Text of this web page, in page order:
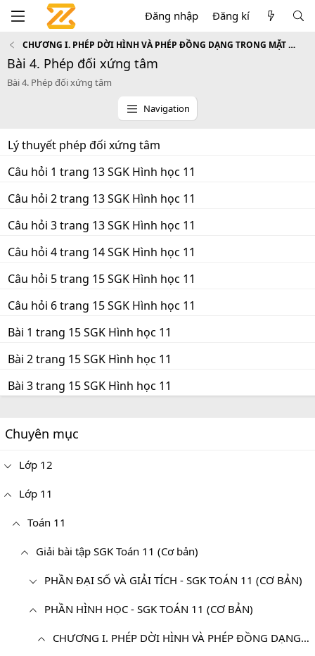
Đăng nhập Đăng kí
CHƯƠNG I. PHÉP DỜI HÌNH VÀ PHÉP ĐỒNG DẠNG TRONG MẶT PHẲNG
Bài 4. Phép đối xứng tâm
Bài 4. Phép đối xứng tâm
Navigation
Lý thuyết phép đối xứng tâm
Câu hỏi 1 trang 13 SGK Hình học 11
Câu hỏi 2 trang 13 SGK Hình học 11
Câu hỏi 3 trang 13 SGK Hình học 11
Câu hỏi 4 trang 14 SGK Hình học 11
Câu hỏi 5 trang 15 SGK Hình học 11
Câu hỏi 6 trang 15 SGK Hình học 11
Bài 1 trang 15 SGK Hình học 11
Bài 2 trang 15 SGK Hình học 11
Bài 3 trang 15 SGK Hình học 11
Chuyên mục
Lớp 12
Lớp 11
Toán 11
Giải bài tập SGK Toán 11 (Cơ bản)
PHẦN ĐẠI SỐ VÀ GIẢI TÍCH - SGK TOÁN 11 (CƠ BẢN)
PHẦN HÌNH HỌC - SGK TOÁN 11 (CƠ BẢN)
CHƯƠNG I. PHÉP DỜI HÌNH VÀ PHÉP ĐỒNG DẠNG TRONG MẶT PHẲNG